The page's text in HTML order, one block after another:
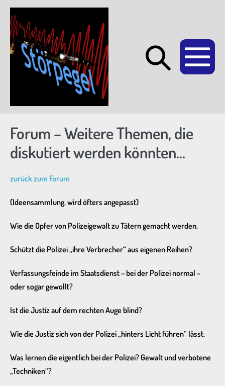
Zum
Inhalt
springen
Suche-
Forum – Weitere Themen, die
diskutiert werden könnten…
zurück zum Forum
(Ideensammlung, wird öfters angepasst)
Wie die Opfer von Polizeigewalt zu Tätern gemacht werden.
Schützt die Polizei „ihre Verbrecher“ aus eigenen Reihen?
Verfassungsfeinde im Staatsdienst – bei der Polizei normal –
oder sogar gewollt?
Ist die Justiz auf dem rechten Auge blind?
Wie die Justiz sich von der Polizei „hinters Licht führen“ lässt.
Was lernen die eigentlich bei der Polizei? Gewalt und verbotene
„Techniken“?